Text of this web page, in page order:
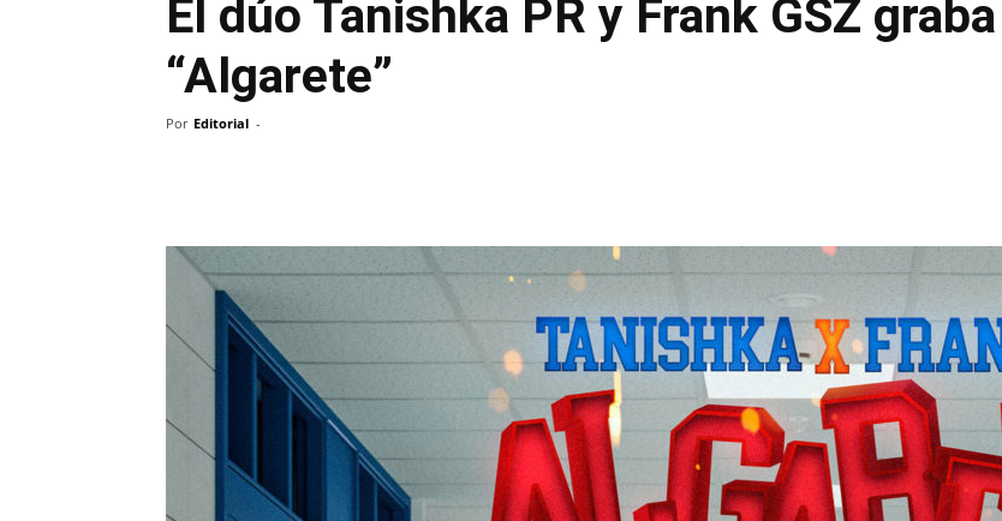
El dúo Tanishka PR y Frank GSZ
“Algarete”
Por Editorial -